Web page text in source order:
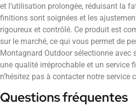
et l’utilisation prolongée, réduisant la
finitions sont soignées et les
rigoureux et contrôlé. Ce produit est
sur le marché, ce qui vous permet de
Montagnard Outdoor sélectionne avec
une qualité irréprochable et un service
n’hésitez pas à contacter notre
Questions fréquentes